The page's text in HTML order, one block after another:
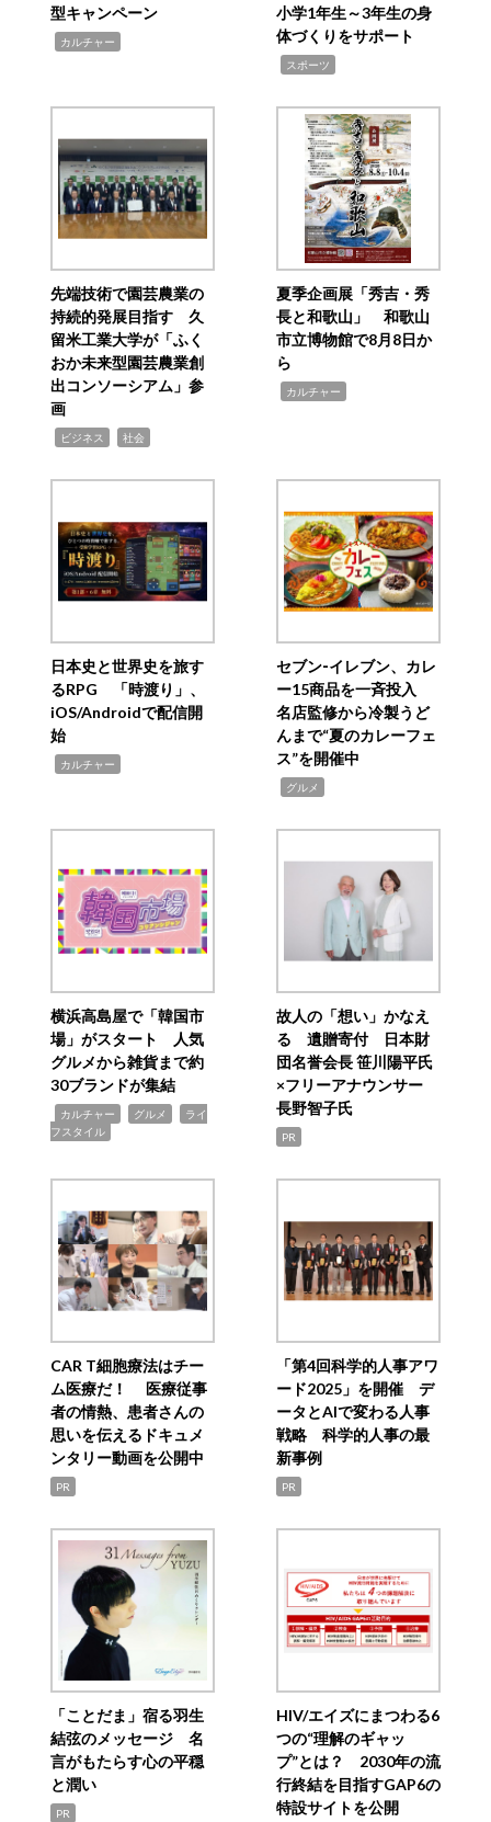
型キャンペーン
カルチャー
小学1年生～3年生の身
体づくりをサポート
スポーツ
先端技術で園芸農業の
持続的発展目指す 久
留米工業大学が「ふく
おか未来型園芸農業創
出コンソーシアム」参
画
ビジネス 社会
夏季企画展「秀吉・秀
長と和歌山」 和歌山
市立博物館で8月8日か
ら
カルチャー
日本史と世界史を旅す
るRPG 「時渡り」、
iOS/Androidで配信開
始
カルチャー
セブン‐イレブン、カレ
ー15商品を一斉投入
名店監修から冷製うど
んまで“夏のカレーフェ
ス”を開催中
グルメ
横浜高島屋で「韓国市
場」がスタート 人気
グルメから雑貨まで約
30ブランドが集結
カルチャー グルメ
ライ
フスタイル
故人の「想い」かなえ
る 遺贈寄付 日本財
団名誉会長 笹川陽平氏
×フリーアナウンサー
長野智子氏
PR
CAR T細胞療法はチー
ム医療だ！ 医療従事
者の情熱、患者さんの
思いを伝えるドキュメ
ンタリー動画を公開中
PR
「第4回科学的人事アワ
ード2025」を開催 デ
ータとAIで変わる人事
戦略 科学的人事の最
新事例
PR
「ことだま」宿る羽生
結弦のメッセージ 名
言がもたらす心の平穏
と潤い
PR
HIV/エイズにまつわる6
つの“理解のギャッ
プ”とは？ 2030年の流
行終結を目指すGAP6の
特設サイトを公開